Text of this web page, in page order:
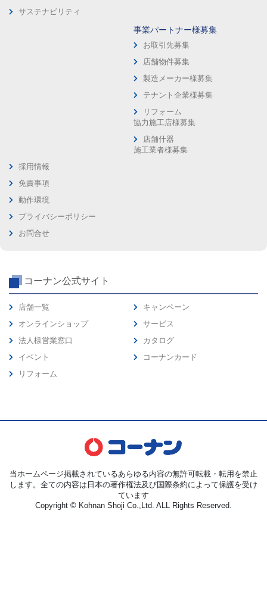
サステナビリティ
事業パートナー様募集
お取引先募集
店舗物件募集
製造メーカー様募集
テナント企業様募集
リフォーム
協力施工店様募集
店舗什器
施工業者様募集
採用情報
免責事項
動作環境
プライバシーポリシー
お問合せ
コーナン公式サイト
店舗一覧
オンラインショップ
法人様営業窓口
イベント
リフォーム
キャンペーン
サービス
カタログ
コーナンカード
当ホームページ掲載されているあらゆる内容の無許可転載・転用を禁止
します。全ての内容は日本の著作権法及び国際条約によって保護を受け
ています
Copyright © Kohnan Shoji Co.,Ltd. ALL Rights Reserved.